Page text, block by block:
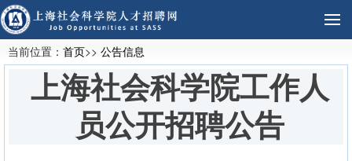
当前位置： 首页>> 公告信息
上海社会科学院工作人
员公开招聘公告